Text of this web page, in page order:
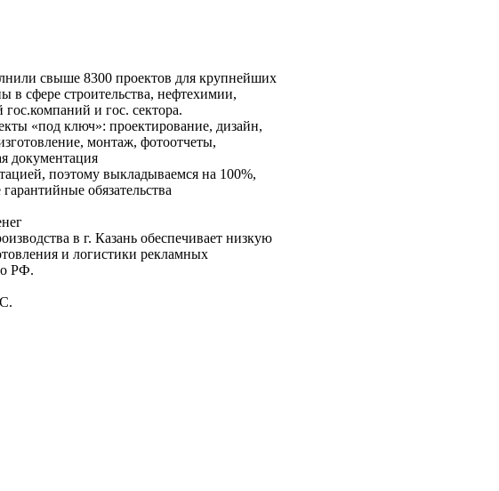
свыше 8300 проектов для крупнейших
в сфере строительства, нефтехимии,
гос.компаний и гос. сектора.
«под ключ»: проектирование, дизайн,
монтаж, фотоотчеты,
документация
поэтому выкладываемся на 100%,
обязательства
в г. Казань обеспечивает низкую
и логистики рекламных
РФ.